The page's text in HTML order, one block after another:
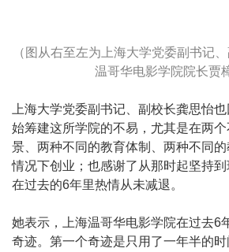
（图从右至左为上海大学党委副书记
温哥华电影学院院长贾
上海大学党委副书记、副校长龚思怡
始筹建这所学院的不易，尤其是在两
景、两种不同的教育体制、两种不同
情况下创业；也感谢了从那时起坚持到
在过去的6年里热情从未减退。
她表示，上海温哥华电影学院在过去6
奇迹。第一个奇迹是只用了一年半的